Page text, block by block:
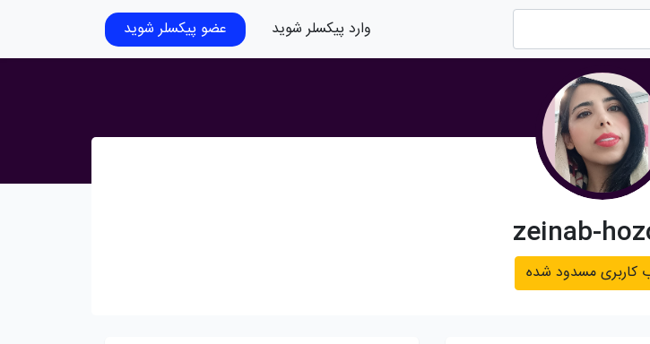
وارد پیکسلر شوید عضو پیکسلر شوید
zeinab-
کاربری مسدود شده